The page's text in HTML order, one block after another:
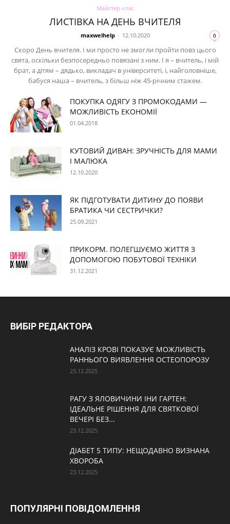
Майстер-клас
ЛИСТІВКА НА ДЕНЬ ВЧИТЕЛЯ
maxwelhelp - 12.10.2020 0
Скоро День вчителя. І ми просто не змогли пройти повз цього
свята, оскільки безпосередньо повязані з ним. І я – вчитель, і мій
брат, а дітям – дядько, викладач в університеті, і, найголовніше,
бабуся наша – вчитель, з більш ніж 45-річним стажем.
ПОКУПКА ОДЯГУ З ПРОМОКОДАМИ —
МОЖЛИВІСТЬ ЕКОНОМІЇ
01.04.2018
КУТОВИЙ ДИВАН: ЗРУЧНІСТЬ ДЛЯ МАМИ
І МАЛЮКА
12.10.2020
ЯК ПІДГОТУВАТИ ДИТИНУ ДО ПОЯВИ
БРАТИКА ЧИ СЕСТРИЧКИ?
25.09.2021
ПРИКОРМ. ПОЛЕГШУЄМО ЖИТТЯ З
ДОПОМОГОЮ ПОБУТОВОЇ ТЕХНІКИ
31.12.2021
ВИБІР РЕДАКТОРА
АНАЛІЗ КРОВІ ПОКАЗУЄ МОЖЛИВІСТЬ
РАННЬОГО ВИЯВЛЕННЯ ОСТЕОПОРОЗУ
23.12.2025
РАГУ З ЯЛОВИЧИНИ ІНИ ГАРТЕН:
ІДЕАЛЬНЕ РІШЕННЯ ДЛЯ СВЯТКОВОЇ
ВЕЧЕРІ БЕЗ...
23.12.2025
ДІАБЕТ 5 ТИПУ: НЕЩОДАВНО ВИЗНАНА
ХВОРОБА
23.12.2025
ПОПУЛЯРНІ ПОВІДОМЛЕННЯ